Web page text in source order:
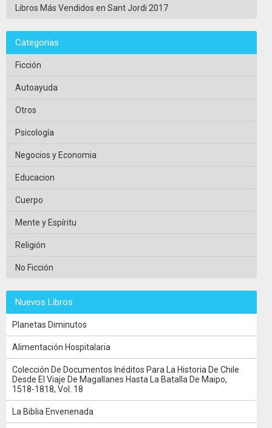
Libros Más Vendidos en Sant Jordi 2017
Categorias
Ficción
Autoayuda
Otros
Psicología
Negocios y Economia
Educacion
Cuerpo
Mente y Espíritu
Religión
No Ficción
Nuevos Libros
Planetas Diminutos
Alimentación Hospitalaria
Colección De Documentos Inéditos Para La Historia De Chile
Desde El Viaje De Magallanes Hasta La Batalla De Maipo,
1518-1818, Vol. 18
La Biblia Envenenada